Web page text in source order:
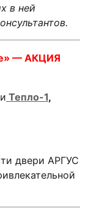
в ней
— АКЦИЯ
Тепло-1,
двери АРГУС